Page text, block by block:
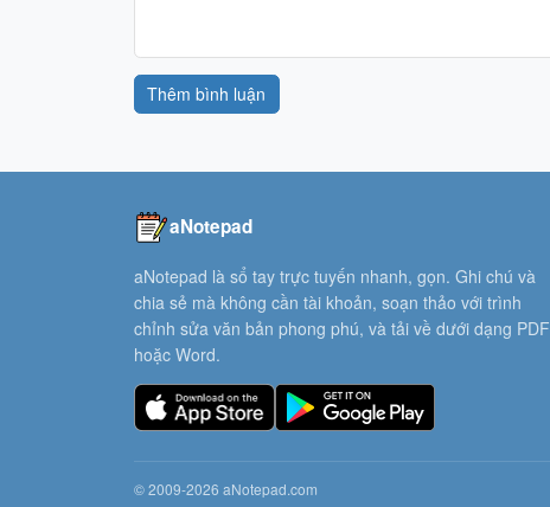
Thêm bình luận
aNotepad
aNotepad là sổ tay trực tuyến nhanh, gọn. Ghi chú và
chia sẻ mà không cần tài khoản, soạn thảo với trình
chỉnh sửa văn bản phong phú, và tải về dưới dạng PDF
hoặc Word.
© 2009-2026 aNotepad.com